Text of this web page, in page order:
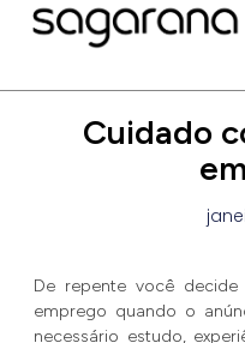
Cuidado
De repente você
emprego quando o
necessário estudo,